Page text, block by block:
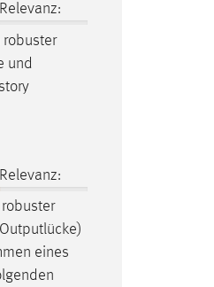
Relevanz:
robuster
und
Relevanz:
robuster
eines